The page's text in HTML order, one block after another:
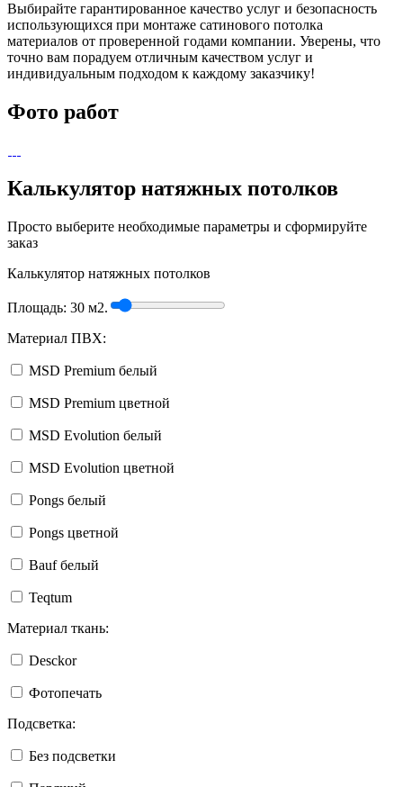
Выбирайте гарантированное качество услуг и безопасность
использующихся при монтаже сатинового потолка
материалов от проверенной годами компании. Уверены, что
точно вам порадуем отличным качеством услуг и
индивидуальным подходом к каждому заказчику!
Фото работ
Калькулятор натяжных потолков
Просто выберите необходимые параметры и сформируйте
заказ
Калькулятор натяжных потолков
Площадь: 30 м2.
Материал ПВХ:
MSD Premium белый
MSD Premium цветной
MSD Evolution белый
MSD Evolution цветной
Pongs белый
Pongs цветной
Bauf белый
Teqtum
Материал ткань:
Desckor
Фотопечать
Подсветка:
Без подсветки